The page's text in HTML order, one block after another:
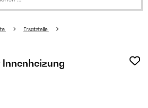
Ersatzteile